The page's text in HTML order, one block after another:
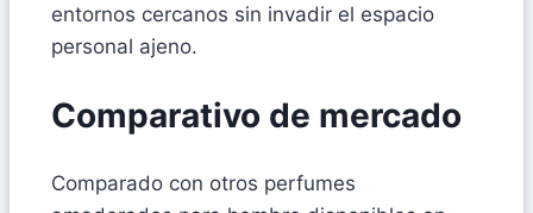
entornos cercanos sin invadir el espacio
personal ajeno.
Comparativo de mercado
Comparado con otros perfumes